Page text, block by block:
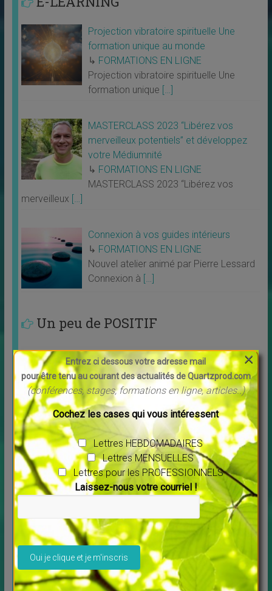
Projection vibratoire spirituelle Une
formation unique au monde
↳ FORMATIONS EN LIGNE
Projection vibratoire spirituelle Une
formation unique […]
MASTERCLASS 2023 “Libérez vos
merveilleux potentiels” et développez
votre Médiumnité
↳ FORMATIONS EN LIGNE
MASTERCLASS 2023 “Libérez vos
merveilleux […]
Connexion à vos guides intérieurs
↳ FORMATIONS EN LIGNE
Nouvel atelier animé par Pierre Lessard
Connexion à […]
Un peu de POSITIF
Découvrez Debowska Productions
↳LES MERVEILLES DU MONDE NOUVEAU,Livres
Profitez de la possibilité de louer ou télécharger les
films. Tous les films vous sont proposés en[…]
Entrez ci dessous votre adresse mail
pour être tenu au courant des actualités de Quartzprod.com
(conférences, stages, formations en ligne, articles..)
Cochez les cases qui vous intéressent
Lettres HEBDOMADAIRES
Lettres MENSUELLES
Lettres pour les PROFESSIONNELS
Laissez-nous votre courriel !
Veuillez laisser ce champ vide.
×